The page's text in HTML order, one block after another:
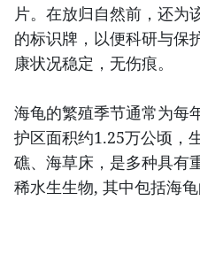
片。在放归自然前，还为
的标识牌，以便科研与保
康状况稳定，无伤痕。
海龟的繁殖季节通常为每
护区面积约1.25万公顷，
礁、海草床，是多种具有
稀水生生物, 其中包括海